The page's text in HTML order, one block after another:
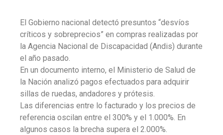
El Gobierno nacional detectó presuntos “desvíos
críticos y sobreprecios” en compras realizadas por
la Agencia Nacional de Discapacidad (Andis) durante
el año pasado.
En un documento interno, el Ministerio de Salud de
la Nación analizó pagos efectuados para adquirir
sillas de ruedas, andadores y prótesis.
Las diferencias entre lo facturado y los precios de
referencia oscilan entre el 300% y el 1.000%. En
algunos casos la brecha supera el 2.000%.